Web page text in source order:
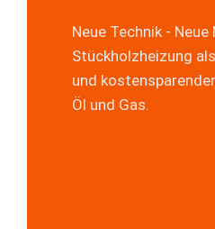
Neue Technik -
Stückholzheizung
und
Öl und Gas.
mit uns
Kontakt